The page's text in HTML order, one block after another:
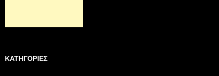
ΚΑΤΗΓΟΡΊΕΣ